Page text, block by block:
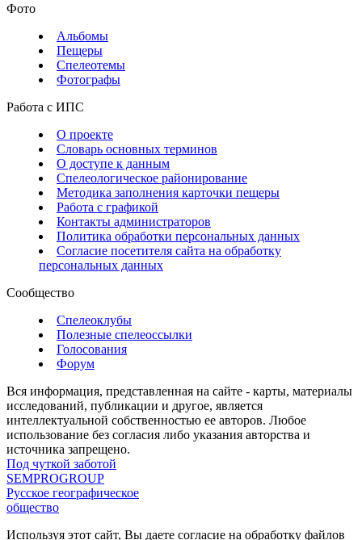
Фото
Альбомы
Пещеры
Спелеотемы
Фотографы
Работа с ИПС
О проекте
Словарь основных терминов
О доступе к данным
Спелеологическое районирование
Методика заполнения карточки пещеры
Работа с графикой
Контакты администраторов
Политика обработки персональных данных
Согласие посетителя сайта на обработку
персональных данных
Сообщество
Спелеоклубы
Полезные спелеоссылки
Голосования
Форум
Вся информация, представленная на сайте - карты, материалы
исследований, публикации и другое, является
интеллектуальной собственностью ее авторов. Любое
использование без согласия либо указания авторства и
источника запрещено.
Под чуткой заботой
SEMPROGROUP
Русское географическое
общество
Используя этот сайт, Вы даете согласие на обработку файлов